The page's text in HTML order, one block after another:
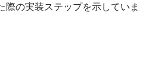
際の実装ステップを示していま